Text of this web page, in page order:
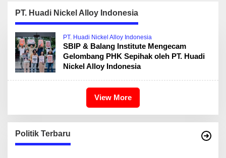
PT. Huadi Nickel Alloy Indonesia
PT. Huadi Nickel Alloy Indonesia
SBIP & Balang Institute Mengecam
Gelombang PHK Sepihak oleh PT. Huadi
Nickel Alloy Indonesia
View More
Politik Terbaru